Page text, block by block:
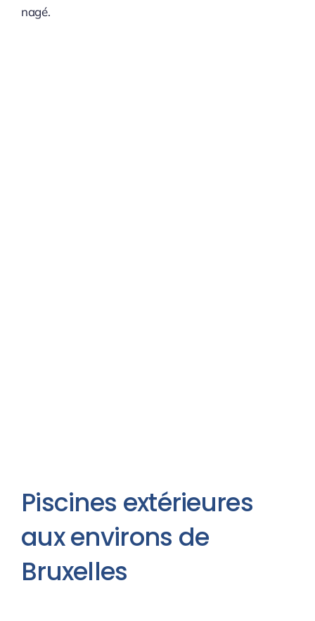
nagé.
Piscines extérieures
aux environs de
Bruxelles